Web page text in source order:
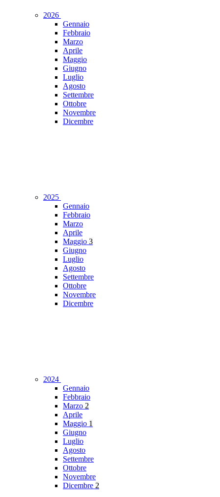
2026
Gennaio
Febbraio
Marzo
Aprile
Maggio
Giugno
Luglio
Agosto
Settembre
Ottobre
Novembre
Dicembre
2025
Gennaio
Febbraio
Marzo
Aprile
Maggio 3
Giugno
Luglio
Agosto
Settembre
Ottobre
Novembre
Dicembre
2024
Gennaio
Febbraio
Marzo 2
Aprile
Maggio 1
Giugno
Luglio
Agosto
Settembre
Ottobre
Novembre
Dicembre 2